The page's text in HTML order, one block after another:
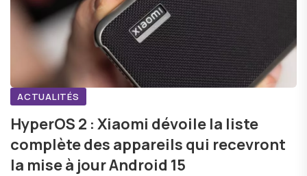
ACTUALITÉS
HyperOS 2 : Xiaomi dévoile la liste
complète des appareils qui recevront
la mise à jour Android 15